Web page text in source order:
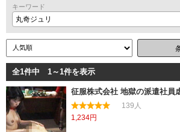
キーワード
丸奇ジュリ
全1件中 1～1件を表示
征服株式会社 地獄の派遣社員
139人
1,234円